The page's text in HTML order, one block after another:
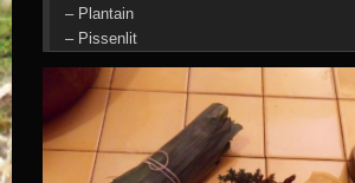
– Plantain
– Pissenlit